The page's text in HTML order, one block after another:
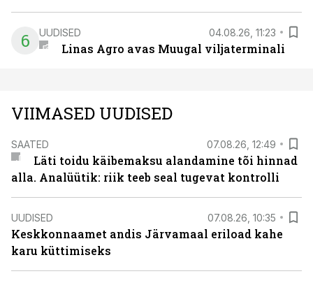
6 UUDISED 04.08.26, 11:23
Linas Agro avas Muugal viljaterminali
VIIMASED UUDISED
SAATED 07.08.26, 12:49
Läti toidu käibemaksu alandamine tõi hinnad
alla. Analüütik: riik teeb seal tugevat kontrolli
UUDISED 07.08.26, 10:35
Keskkonnaamet andis Järvamaal eriload kahe
karu küttimiseks